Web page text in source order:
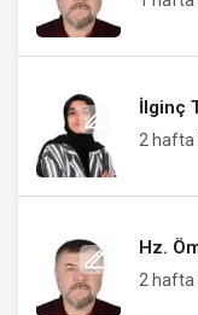
İlginç
2 hafta
Hz.
2 hafta